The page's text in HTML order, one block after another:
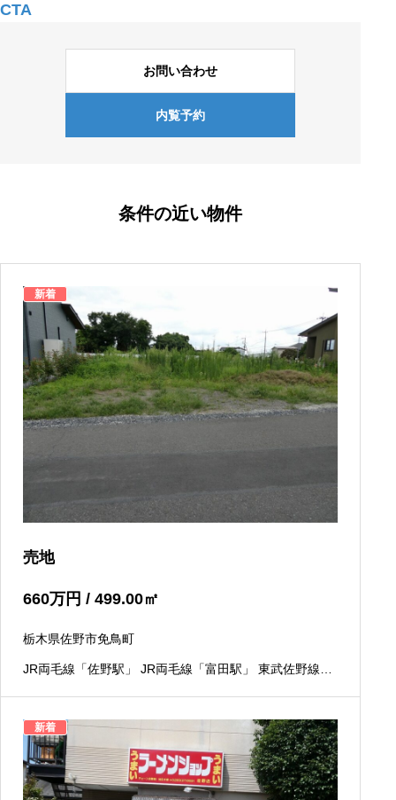
CTA
お問い合わせ
内覧予約
条件の近い物件
新着
売地
660万円 / 499.00㎡
栃木県佐野市免鳥町
JR両毛線「佐野駅」 JR両毛線「富田駅」 東武佐野線
新着